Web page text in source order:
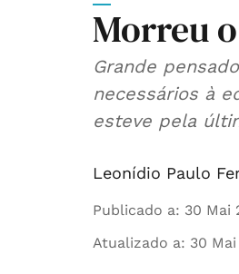
Morreu
Grande
necessários à
esteve pela
Leonídio Paulo
Publicado a: 30 Mai
Atualizado a: 30